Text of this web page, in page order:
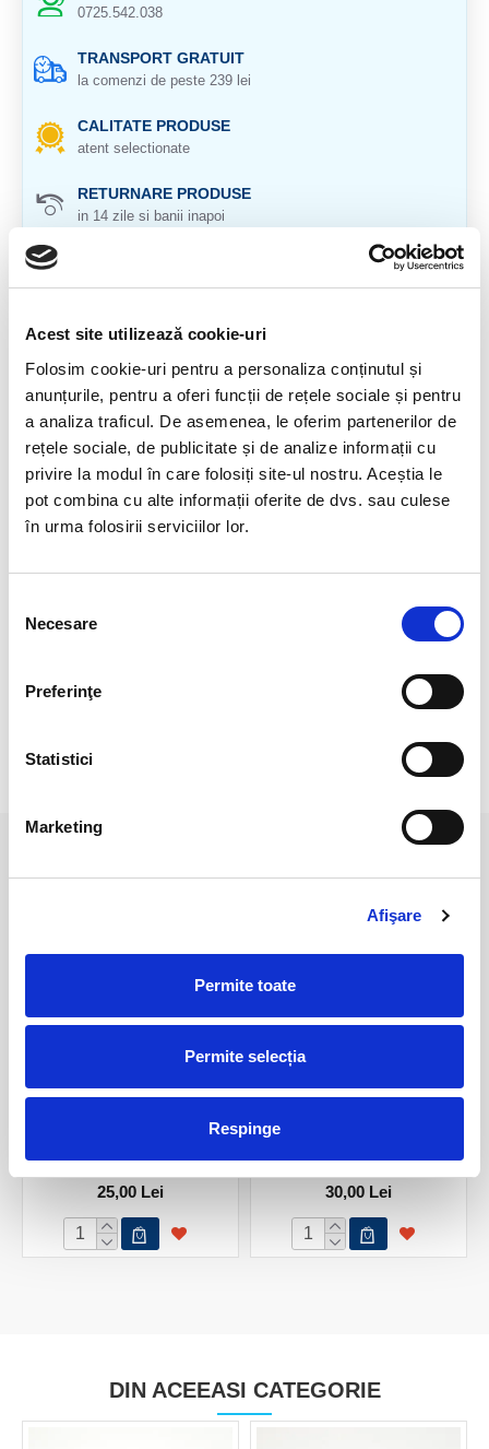
Acest site utilizează cookie-uri
Folosim cookie-uri pentru a personaliza conținutul și
anunțurile, pentru a oferi funcții de rețele sociale și pentru
a analiza traficul. De asemenea, le oferim partenerilor de
rețele sociale, de publicitate și de analize informații cu
privire la modul în care folosiți site-ul nostru. Aceștia le
pot combina cu alte informații oferite de dvs. sau culese
în urma folosirii serviciilor lor.
consimțământului
Necesare
Preferinţe
Statistici
Marketing
Afişare
Permite toate
Permite selecția
Respinge
0725.542.038
TRANSPORT GRATUIT
la comenzi de peste 239 lei
CALITATE PRODUSE
atent selectionate
RETURNARE PRODUSE
in 14 zile si banii inapoi
pentru toate produsele
DESCRIERE PRODUS
Piatra soarelui, piatra de nisip (gold sandstone)
Origine: China
Piatra artificiala!
Dimensiune: aproximativ 1.5 cm
Culoarea poate diferi putin, in functie de rezolutia ecranului
Pozele sunt realizate cu aparat profesionist, sub lumina alba.
Pandantiv piatra soarelui
naturala bruta unicat m02
25,00 Lei
Pandantiv piatra soarelui
naturala bruta unicat m03
30,00 Lei
DIN ACEEASI CATEGORIE